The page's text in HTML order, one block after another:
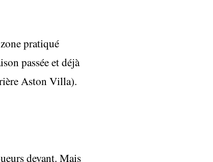
pratiqué
passée et déjà
Aston Villa).
devant. Mais